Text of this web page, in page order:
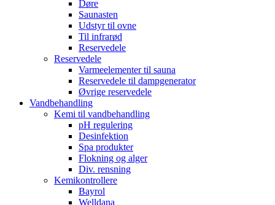
Døre
Saunasten
Udstyr til ovne
Til infrarød
Reservedele
Reservedele
Varmeelementer til sauna
Reservedele til dampgenerator
Øvrige reservedele
Vandbehandling
Kemi til vandbehandling
pH regulering
Desinfektion
Spa produkter
Flokning og alger
Div. rensning
Kemikontrollere
Bayrol
Welldana